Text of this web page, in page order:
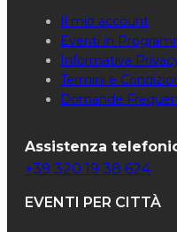
Il mio account
Eventi in
Informativa
Termini e
Domande
Assistenza
+39 320 19 38 624
EVENTI PER CITTÀ